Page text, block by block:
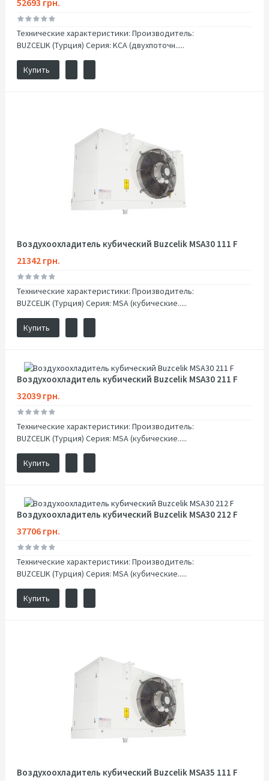
52693 грн.
Технические характеристики: Производитель:
BUZCELIK (Турция) Серия: KCA (двухпоточн.....
Купить
Воздухоохладитель кубический Buzcelik MSA30 111 F
21342 грн.
Технические характеристики: Производитель:
BUZCELIK (Турция) Серия: MSA (кубические.....
Купить
Воздухоохладитель кубический Buzcelik MSA30 211 F
32039 грн.
Технические характеристики: Производитель:
BUZCELIK (Турция) Серия: MSA (кубические.....
Купить
Воздухоохладитель кубический Buzcelik MSA30 212 F
37706 грн.
Технические характеристики: Производитель:
BUZCELIK (Турция) Серия: MSA (кубические.....
Купить
Воздухоохладитель кубический Buzcelik MSA35 111 F